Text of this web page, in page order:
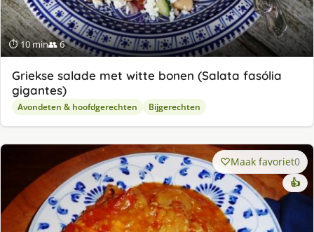
⏱ 10 min👥 6
Griekse salade met witte bonen (Salata fasólia
gigantes)
Avondeten & hoofdgerechten Bijgerechten
Maak favoriet0
👍